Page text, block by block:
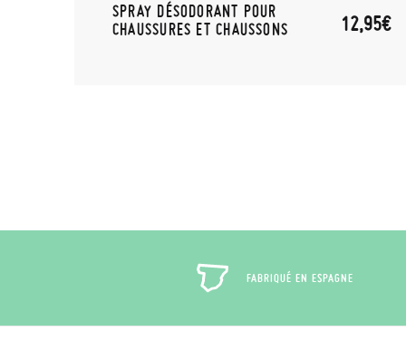
SPRAY DÉSODORANT POUR
CHAUSSURES ET CHAUSSONS
12,95€
FABRIQUÉ EN ESPAGNE